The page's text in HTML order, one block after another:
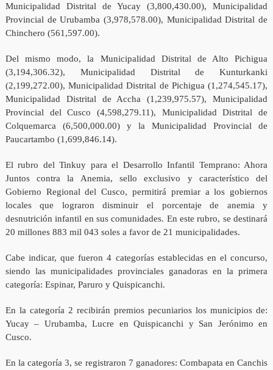
Municipalidad Distrital de Yucay (3,800,430.00), Municipalidad
Provincial de Urubamba (3,978,578.00), Municipalidad Distrital de
Chinchero (561,597.00).
Del mismo modo, la Municipalidad Distrital de Alto Pichigua
(3,194,306.32), Municipalidad Distrital de Kunturkanki
(2,199,272.00), Municipalidad Distrital de Pichigua (1,274,545.17),
Municipalidad Distrital de Accha (1,239,975.57), Municipalidad
Provincial del Cusco (4,598,279.11), Municipalidad Distrital de
Colquemarca (6,500,000.00) y la Municipalidad Provincial de
Paucartambo (1,699,846.14).
El rubro del Tinkuy para el Desarrollo Infantil Temprano: Ahora
Juntos contra la Anemia, sello exclusivo y característico del
Gobierno Regional del Cusco, permitirá premiar a los gobiernos
locales que lograron disminuir el porcentaje de anemia y
desnutrición infantil en sus comunidades. En este rubro, se destinará
20 millones 883 mil 043 soles a favor de 21 municipalidades.
Cabe indicar, que fueron 4 categorías establecidas en el concurso,
siendo las municipalidades provinciales ganadoras en la primera
categoría: Espinar, Paruro y Quispicanchi.
En la categoría 2 recibirán premios pecuniarios los municipios de:
Yucay – Urubamba, Lucre en Quispicanchi y San Jerónimo en
Cusco.
En la categoría 3, se registraron 7 ganadores: Combapata en Canchis